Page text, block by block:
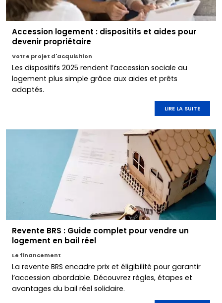
Accession logement : dispositifs et aides pour
devenir propriétaire
Votre projet d'acquisition
Les dispositifs 2025 rendent l’accession sociale au
logement plus simple grâce aux aides et prêts
adaptés.
LIRE LA SUITE
Revente BRS : Guide complet pour vendre un
logement en bail réel
Le financement
La revente BRS encadre prix et éligibilité pour garantir
l’accession abordable. Découvrez règles, étapes et
avantages du bail réel solidaire.